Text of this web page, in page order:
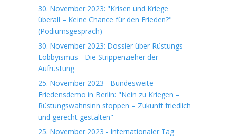
30. November 2023: "Krisen und Kriege
überall – Keine Chance für den Frieden?"
(Podiumsgespräch)
30. November 2023: Dossier über Rüstungs-
Lobbyismus - Die Strippenzieher der
Aufrüstung
25. November 2023 - Bundesweite
Friedensdemo in Berlin: "Nein zu Kriegen –
Rüstungswahnsinn stoppen – Zukunft friedlich
und gerecht gestalten"
25. November 2023 - Internationaler Tag